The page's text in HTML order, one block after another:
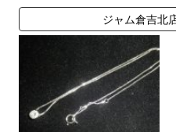
ジャム倉吉北